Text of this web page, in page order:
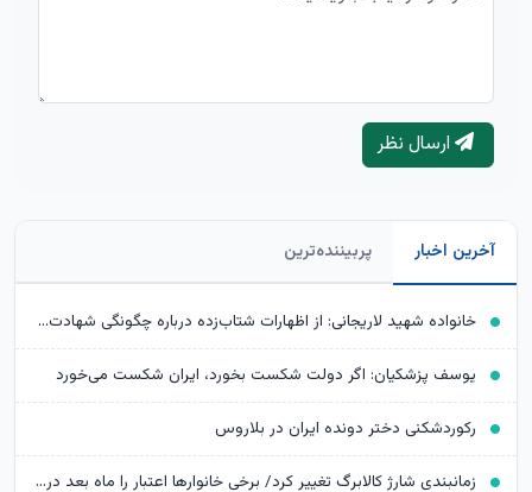
ارسال نظر
آخرین اخبار پربیننده‌ترین
خانواده شهید لاریجانی: از اظهارات شتاب‌زده درباره چگونگی شهادت اجتناب کنید
یوسف پزشکیان: اگر دولت شکست بخورد، ایران شکست می‌خورد
رکوردشکنی دختر دونده ایران در بلاروس
زمانبندی شارژ کالابرگ تغییر کرد/ برخی خانوارها اعتبار را ماه بعد دریافت می‌کنند